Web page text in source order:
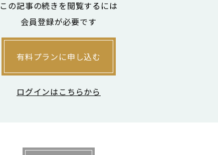
この記事の続きを閲覧するには
会員登録が必要です
有料プランに申し込む
ログインはこちらから